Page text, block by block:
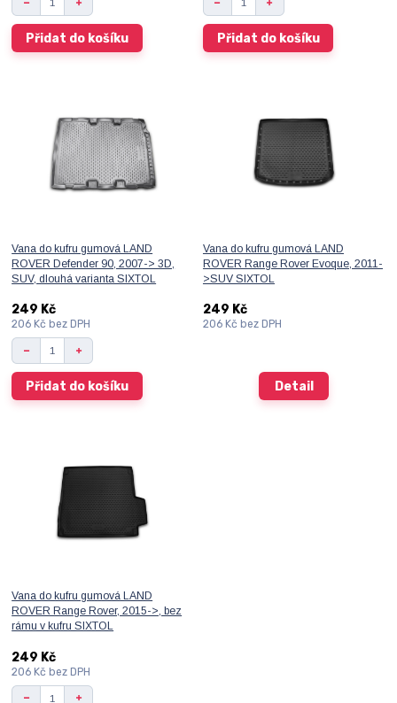
Přidat do košíku Přidat do košíku
Vana do kufru gumová LAND
ROVER Defender 90, 2007-> 3D,
SUV, dlouhá varianta SIXTOL
249 Kč
206 Kč bez DPH
Přidat do košíku
Vana do kufru gumová LAND
ROVER Range Rover Evoque, 2011-
>SUV SIXTOL
249 Kč
206 Kč bez DPH
Detail
Vana do kufru gumová LAND
ROVER Range Rover, 2015->, bez
rámu v kufru SIXTOL
249 Kč
206 Kčbez DPH